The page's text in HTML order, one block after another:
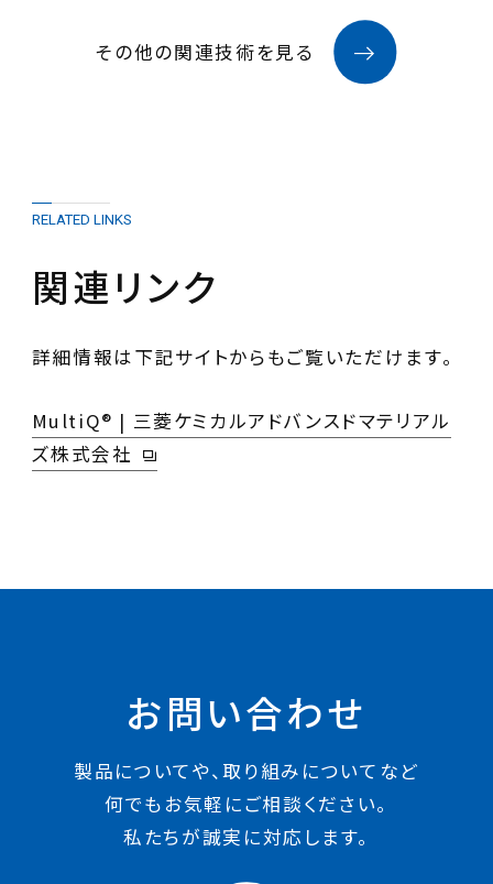
その他の関連技術を見る
RELATED LINKS
関連リンク
詳細情報は下記サイトからもご覧いただけます。
MultiQ® | 三菱ケミカルアドバンスドマテリアル
ズ株式会社
お問い合わせ
製品についてや、取り組みについてなど
何でもお気軽にご相談ください。
私たちが誠実に対応します。